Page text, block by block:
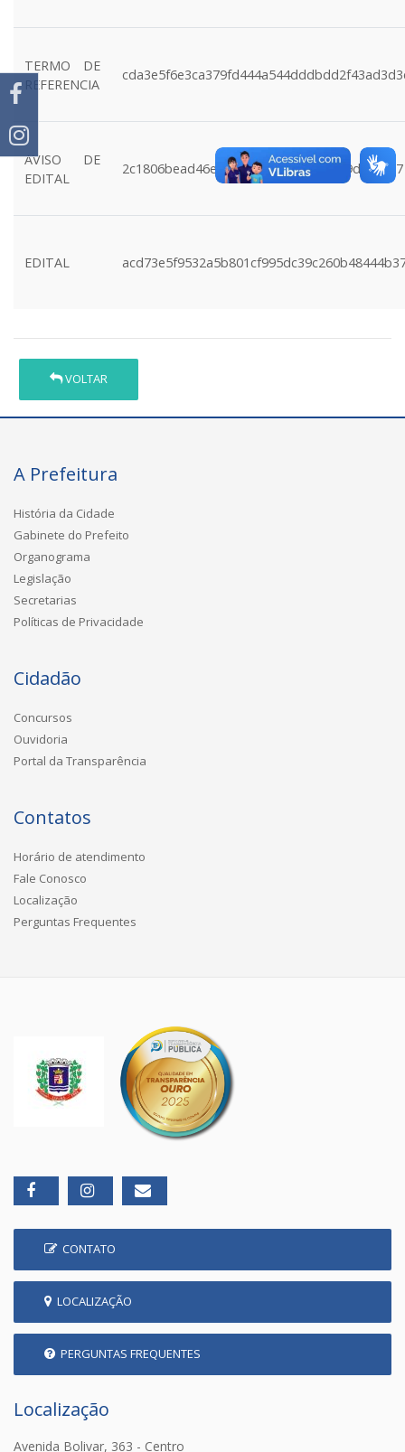
TERMO DE
REFERENCIA
AVISO DE
EDITAL
2c1806bead46ea21b739bf00f8161f7f9d2ce937
EDITAL
VOLTAR
A Prefeitura
História da Cidade
Gabinete do Prefeito
Organograma
Legislação
Secretarias
Políticas de Privacidade
Cidadão
Concursos
Ouvidoria
Portal da Transparência
Contatos
Horário de atendimento
Fale Conosco
Localização
Perguntas Frequentes
CONTATO
LOCALIZAÇÃO
PERGUNTAS FREQUENTES
Localização
Avenida Bolivar, 363 - Centro